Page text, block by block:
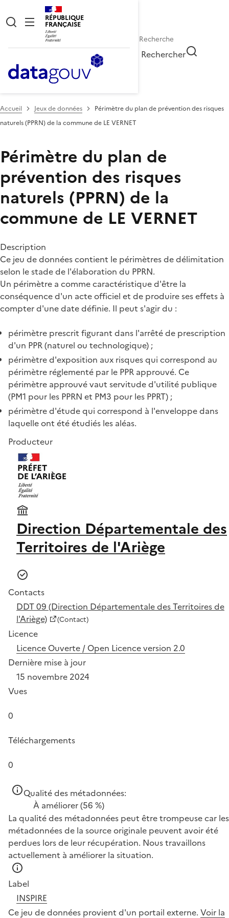
RÉPUBLIQUE
FRANÇAISE
Rechercher
Accueil Jeux de données
Périmètre du plan de prévention des risques
naturels (PPRN) de la commune de LE VERNET
Périmètre du plan de
prévention des risques
naturels (PPRN) de la
commune de LE VERNET
Description
Ce jeu de données contient le périmètres de délimitation
selon le stade de l'élaboration du PPRN.
Un périmètre a comme caractéristique d'être la
conséquence d'un acte officiel et de produire ses effets à
compter d'une date définie. Il peut s'agir du :
périmètre prescrit figurant dans l'arrêté de prescription
d'un PPR (naturel ou technologique) ;
périmètre d'exposition aux risques qui correspond au
périmètre réglementé par le PPR approuvé. Ce
périmètre approuvé vaut servitude d'utilité publique
(PM1 pour les PPRN et PM3 pour les PPRT) ;
périmètre d'étude qui correspond à l'enveloppe dans
laquelle ont été étudiés les aléas.
Producteur
Direction Départementale des
Territoires de l'Ariège
Contacts
DDT 09 (Direction Départementale des Territoires de
l'Ariège)
(Contact)
Licence
Licence Ouverte / Open Licence version 2.0
Dernière mise à jour
15 novembre 2024
Vues
0
Téléchargements
0
Qualité des métadonnées:
À améliorer(56 %)
La qualité des métadonnées peut être trompeuse car les
métadonnées de la source originale peuvent avoir été
perdues lors de leur récupération. Nous travaillons
actuellement à améliorer la situation.
Label
INSPIRE
Ce jeu de données provient d'un portail externe. Voir la